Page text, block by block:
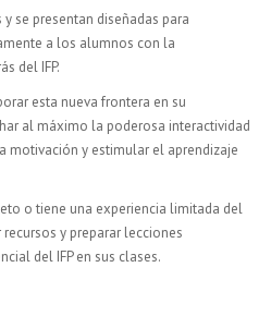
se presentan diseñadas para
a los alumnos con la
del IFP.
esta nueva frontera en su
al máximo la poderosa interactividad
motivación y estimular el aprendizaje
o tiene una experiencia limitada del
y preparar lecciones
del IFP en sus clases.